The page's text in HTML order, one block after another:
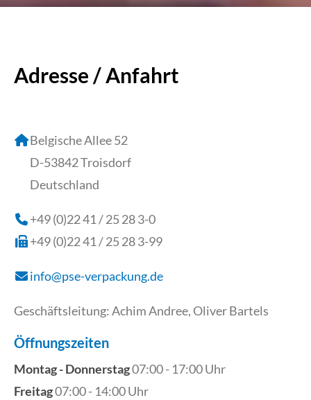
Adresse / Anfahrt
Belgische Allee 52
D-53842 Troisdorf
Deutschland
+49 (0)22 41 / 25 28 3-0
+49 (0)22 41 / 25 28 3-99
info@pse-verpackung.de
Geschäftsleitung: Achim Andree, Oliver Bartels
Öffnungszeiten
Montag - Donnerstag07:00 - 17:00 Uhr
Freitag07:00 - 14:00 Uhr